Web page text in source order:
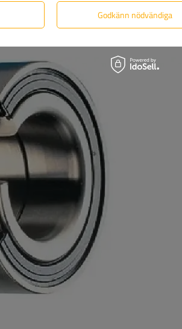
Godkänn nödvändiga